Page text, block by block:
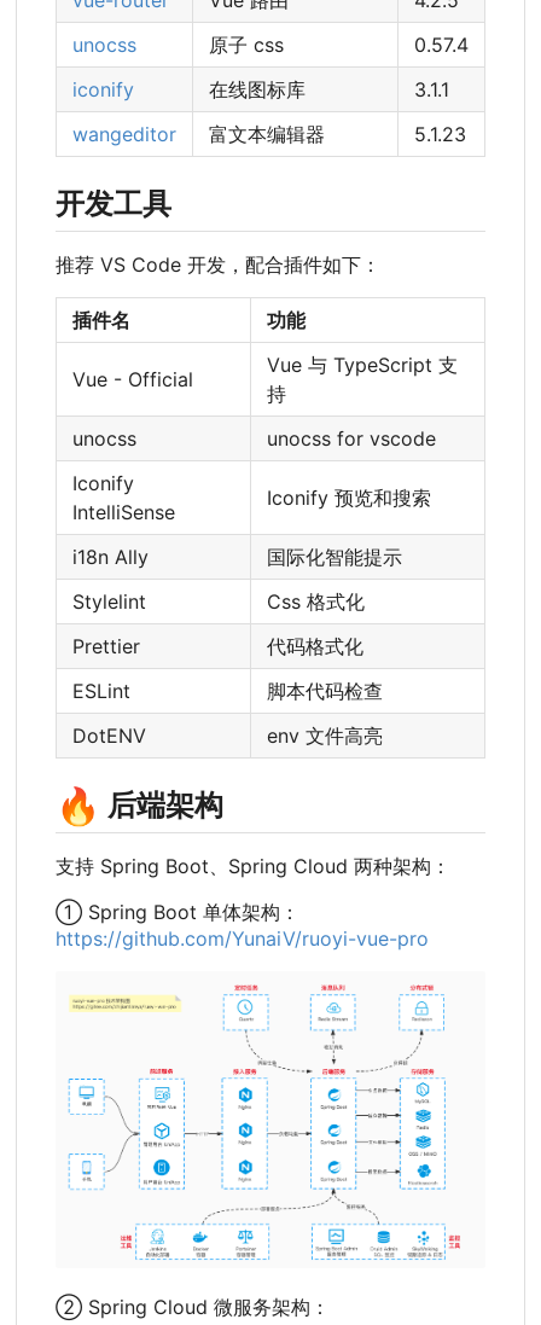
unocss
原子 css
0.57.4
iconify
在线图标库
3.1.1
wangeditor
富文本编辑器 5.1.23
开发工具
推荐 VS Code 开发，配合插件如下：
插件名 功能
Vue - Official
Vue 与 TypeScript 支
持
unocss
unocss for vscode
Iconify
IntelliSense
Iconify 预览和搜索
i18n Ally
国际化智能提示
Stylelint
Css 格式化
Prettier
代码格式化
ESLint
脚本代码检查
DotENV
env 文件高亮
🔥 后端架构
支持 Spring Boot、Spring Cloud 两种架构：
① Spring Boot 单体架构：
https://github.com/YunaiV/ruoyi-vue-pro
② Spring Cloud 微服务架构：